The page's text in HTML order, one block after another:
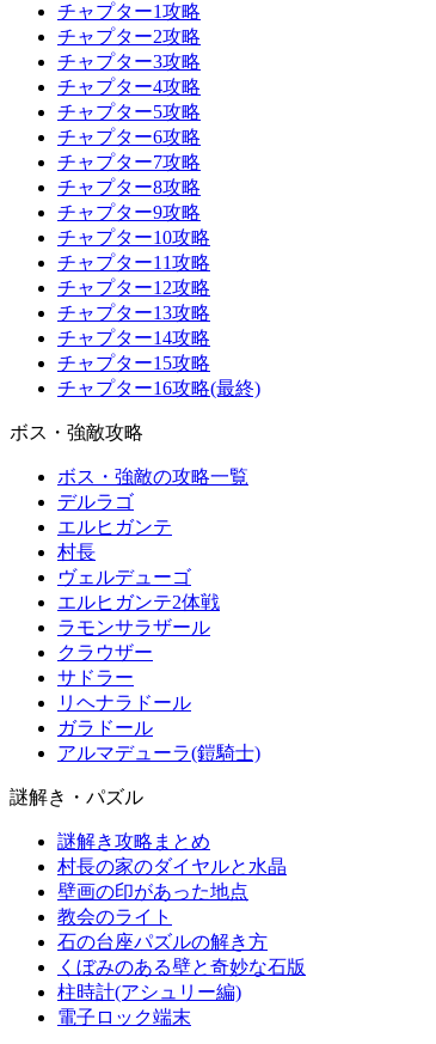
チャプター1攻略
チャプター2攻略
チャプター3攻略
チャプター4攻略
チャプター5攻略
チャプター6攻略
チャプター7攻略
チャプター8攻略
チャプター9攻略
チャプター10攻略
チャプター11攻略
チャプター12攻略
チャプター13攻略
チャプター14攻略
チャプター15攻略
チャプター16攻略(最終)
ボス・強敵攻略
ボス・強敵の攻略一覧
デルラゴ
エルヒガンテ
村長
ヴェルデューゴ
エルヒガンテ2体戦
ラモンサラザール
クラウザー
サドラー
リヘナラドール
ガラドール
アルマデューラ(鎧騎士)
謎解き・パズル
謎解き攻略まとめ
村長の家のダイヤルと水晶
壁画の印があった地点
教会のライト
石の台座パズルの解き方
くぼみのある壁と奇妙な石版
柱時計(アシュリー編)
電子ロック端末